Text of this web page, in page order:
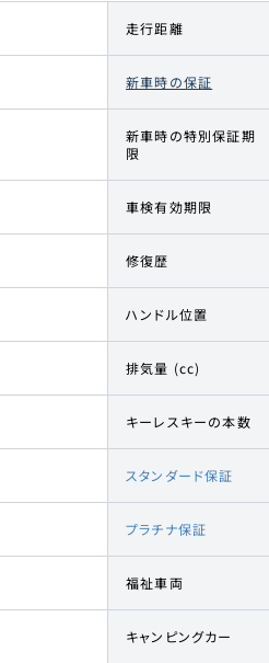
走行距離
新車時の保証
新車時の特別保証期
限
車検有効期限
修復歴
ハンドル位置
排気量 (cc)
キーレスキーの本数
スタンダード保証
プラチナ保証
福祉車両
キャンピングカー